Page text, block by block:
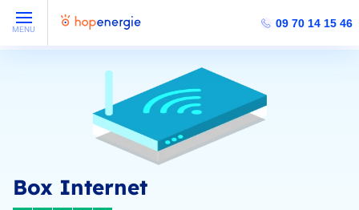
MENU 09 70 14 15 46
Box Internet